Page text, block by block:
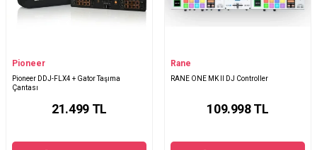
Pioneer
Pioneer DDJ-FLX4 + Gator Taşıma
Çantası
21.499TL
Rane
RANE ONE MK II DJ Controller
109.998TL